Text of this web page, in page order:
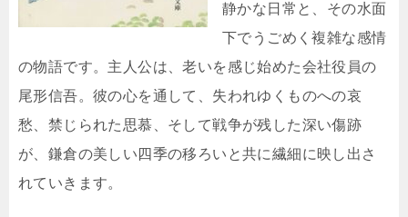
静かな日常と、その水面
下でうごめく複雑な感情
の物語です。主人公は、老いを感じ始めた会社役員の
尾形信吾。彼の心を通して、失われゆくものへの哀
愁、禁じられた思慕、そして戦争が残した深い傷跡
が、鎌倉の美しい四季の移ろいと共に繊細に映し出さ
れていきます。